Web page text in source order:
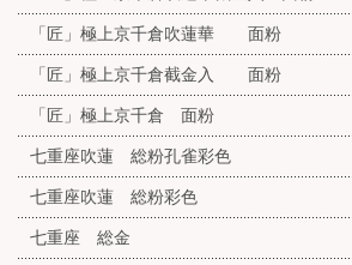
「匠」極上京千倉吹蓮華 面粉
「匠」極上京千倉截金入 面粉
「匠」極上京千倉 面粉
七重座吹蓮 総粉孔雀彩色
七重座吹蓮 総粉彩色
七重座 総金